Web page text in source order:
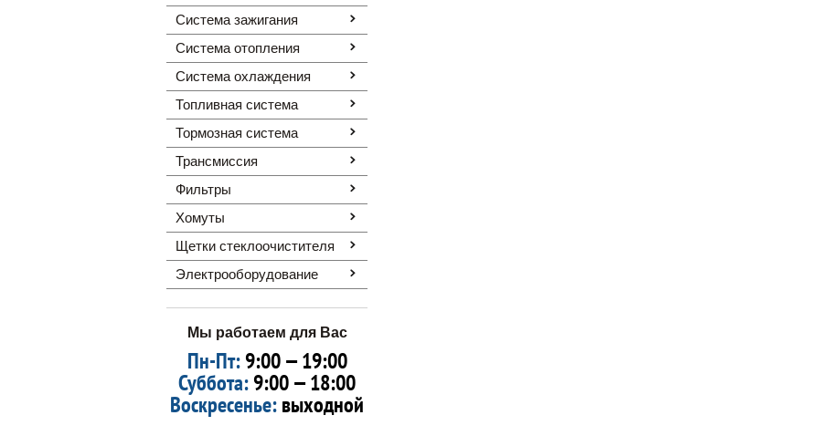
Система зажигания
Система отопления
Система охлаждения
Топливная система
Тормозная система
Трансмиссия
Фильтры
Хомуты
Щетки стеклоочистителя
Электрооборудование
Мы работаем для Вас
Пн-Пт:9:00 — 19:00
Суббота:9:00 — 18:00
Воскресенье:выходной